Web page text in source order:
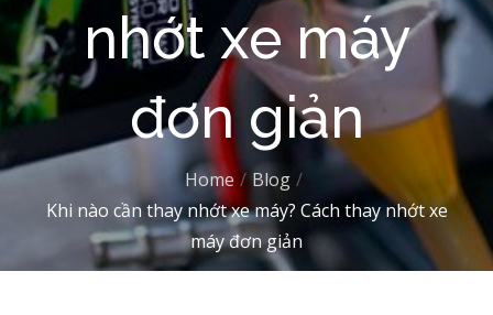
nhớt xe máy
đơn giản
Home
Blog
Khi nào cần thay nhớt xe máy? Cách thay nhớt xe
máy đơn giản